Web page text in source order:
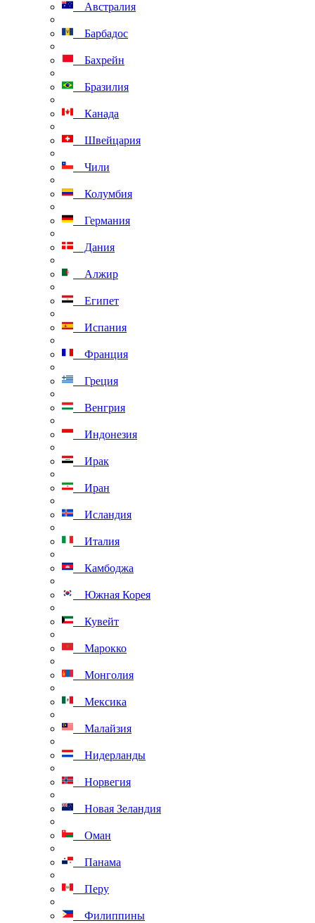
Австралия
Барбадос
Бахрейн
Бразилия
Канада
Швейцария
Чили
Колумбия
Германия
Дания
Алжир
Египет
Испания
Франция
Греция
Венгрия
Индонезия
Ирак
Иран
Исландия
Италия
Камбоджа
Южная Корея
Кувейт
Марокко
Монголия
Мексика
Малайзия
Нидерланды
Норвегия
Новая Зеландия
Оман
Панама
Перу
Филиппины